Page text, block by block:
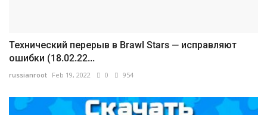
Технический перерыв в Brawl Stars — исправляют
ошибки (18.02.22...
russianroot Feb 19, 2022 0 954